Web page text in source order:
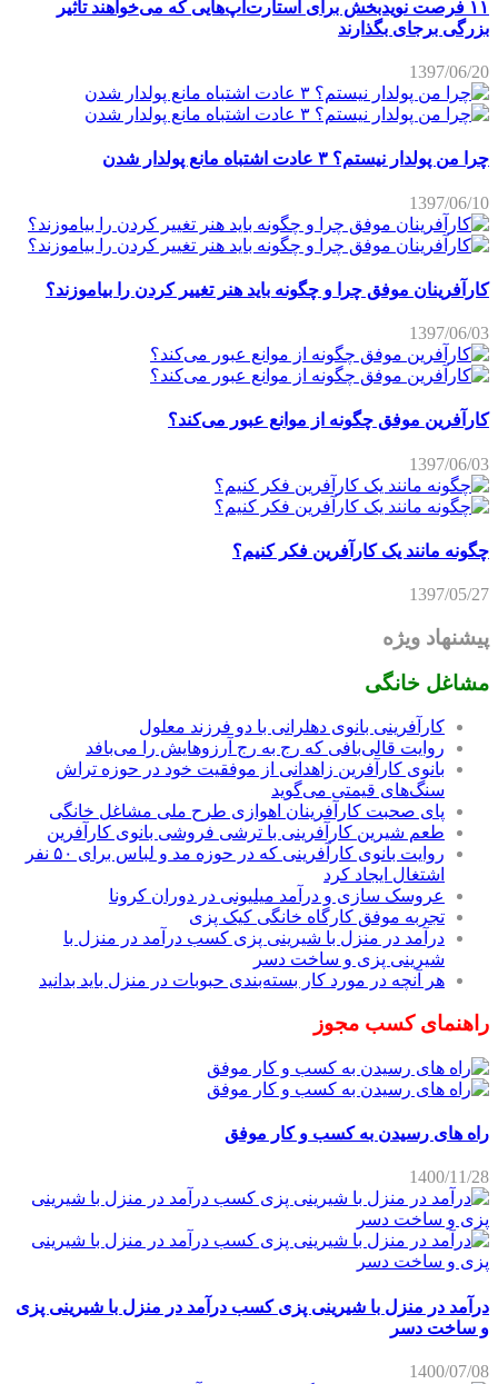
۱۱ فرصت نویدبخش برای استارت‌آپ‌هایی که می‌خواهند تاثیر
بزرگی برجای بگذارند
1397/06/20
چرا من پولدار نیستم؟ ۳ عادت اشتباه مانع پولدار شدن
1397/06/10
کارآفرینان موفق چرا و چگونه باید هنر تغییر کردن را بیاموزند؟
1397/06/03
کارآفرین موفق چگونه از موانع عبور می‌کند؟
1397/06/03
چگونه مانند یک کارآفرین فکر کنیم؟
1397/05/27
پیشنهاد ویژه
مشاغل خانگی
کارآفرینی بانوی دهلرانی با دو فرزند معلول
روایت قالی‌بافی که رج به رج آرزوهایش را می‌بافد
بانوی کارآفرین زاهدانی از موفقیت خود در حوزه تراش
سنگ‌های قیمتی می‌گوید
پای صحبت کارآفرینان اهوازی طرح ملی مشاغل خانگی
طعم شیرین کارآفرینی با ترشی فروشی بانوی کارآفرین
روایت بانوی کارآفرینی که در حوزه مد و لباس برای ۵۰ نفر
اشتغال ایجاد کرد
عروسک سازی و درآمد میلیونی در دوران کرونا
تجربه موفق کارگاه خانگی کیک پزی
درآمد در منزل با شیرینی پزی کسب درآمد در منزل با
شیرینی پزی و ساخت دسر
هر آنچه در مورد کار بسته‌بندی حبوبات در منزل باید بدانید
راهنمای کسب مجوز
راه های رسیدن به کسب و کار موفق
1400/11/28
درآمد در منزل با شیرینی پزی کسب درآمد در منزل با شیرینی پزی
و ساخت دسر
1400/07/08